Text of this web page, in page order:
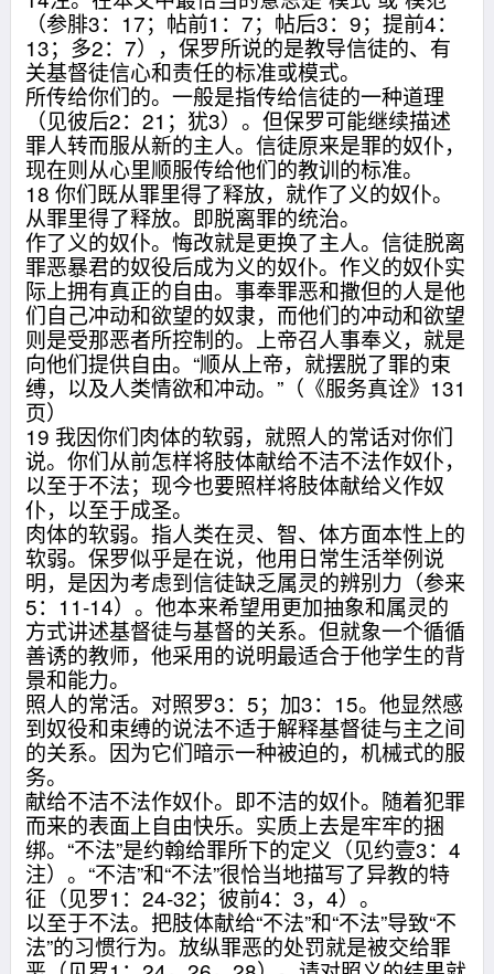
（参腓3：17；帖前1：7；帖后3：9；提前4：
13；多2：7），保罗所说的是教导信徒的、有
关基督徒信心和责任的标准或模式。
所传给你们的。一般是指传给信徒的一种道理
（见彼后2：21；犹3）。但保罗可能继续描述
罪人转而服从新的主人。信徒原来是罪的奴仆，
现在则从心里顺服传给他们的教训的标准。
18 你们既从罪里得了释放，就作了义的奴仆。
从罪里得了释放。即脱离罪的统治。
作了义的奴仆。悔改就是更换了主人。信徒脱离
罪恶暴君的奴役后成为义的奴仆。作义的奴仆实
际上拥有真正的自由。事奉罪恶和撒但的人是他
们自己冲动和欲望的奴隶，而他们的冲动和欲望
则是受那恶者所控制的。上帝召人事奉义，就是
向他们提供自由。“顺从上帝，就摆脱了罪的束
缚，以及人类情欲和冲动。”（《服务真诠》131
页）
19 我因你们肉体的软弱，就照人的常话对你们
说。你们从前怎样将肢体献给不洁不法作奴仆，
以至于不法；现今也要照样将肢体献给义作奴
仆，以至于成圣。
肉体的软弱。指人类在灵、智、体方面本性上的
软弱。保罗似乎是在说，他用日常生活举例说
明，是因为考虑到信徒缺乏属灵的辨别力（参来
5：11-14）。他本来希望用更加抽象和属灵的
方式讲述基督徒与基督的关系。但就象一个循循
善诱的教师，他采用的说明最适合于他学生的背
景和能力。
照人的常活。对照罗3：5；加3：15。他显然感
到奴役和束缚的说法不适于解释基督徒与主之间
的关系。因为它们暗示一种被迫的，机械式的服
务。
献给不洁不法作奴仆。即不洁的奴仆。随着犯罪
而来的表面上自由快乐。实质上去是牢牢的捆
绑。“不法”是约翰给罪所下的定义（见约壹3：4
注）。“不洁”和“不法”很恰当地描写了异教的特
征（见罗1：24-32；彼前4：3，4）。
以至于不法。把肢体献给“不法”和“不法”导致“不
法”的习惯行为。放纵罪恶的处罚就是被交给罪